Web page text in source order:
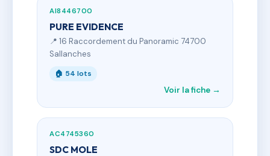
AI8446700
PURE EVIDENCE
📍 16 Raccordement du Panoramic 74700
Sallanches
🏠 54 lots
Voir la fiche →
AC4745360
SDC MOLE